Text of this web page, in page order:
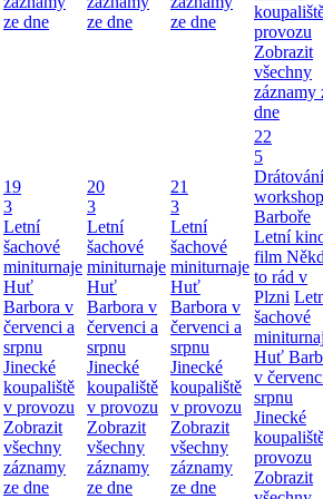
ze dne
ze dne
ze dne
provozu
Zobrazit
všechny
záznamy
dne
19
3
Letní
šachové
miniturnaje
Huť
Barbora v
červenci a
srpnu
Jinecké
koupaliště
v provozu
Zobrazit
všechny
záznamy
ze dne
20
3
Letní
šachové
miniturnaje
Huť
Barbora v
červenci a
srpnu
Jinecké
koupaliště
v provozu
Zobrazit
všechny
záznamy
ze dne
21
3
Letní
šachové
miniturnaje
Huť
Barbora v
červenci a
srpnu
Jinecké
koupaliště
v provozu
Zobrazit
všechny
záznamy
ze dne
22
5
Barboře
Letní
film
to rád v
Plzni
šachové
Huť
v
srpnu
Jinecké
provozu
Zobrazit